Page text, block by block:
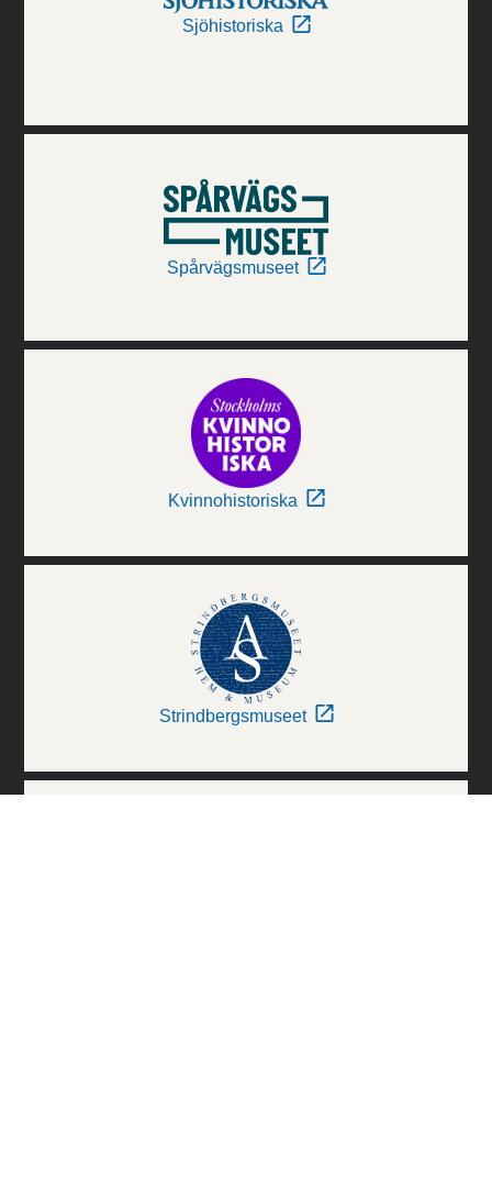
Sjöhistoriska
Spårvägsmuseet
Kvinnohistoriska
Strindbergsmuseet